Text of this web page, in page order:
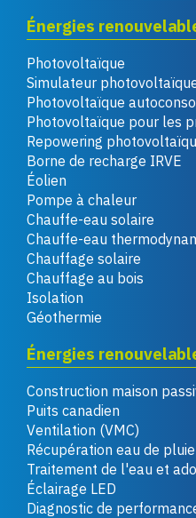
Énergies
Photovoltaïque
Simulateur
Photovoltaïque
Photovoltaïque pour les
Repowering
Borne de recharge IRVE
Éolien
Pompe à chaleur
Chauffe-eau solaire
Chauffe-eau
Chauffage solaire
Chauffage au bois
Isolation
Géothermie
Énergies
Construction maison
Puits canadien
Ventilation (VMC)
Récupération eau de pluie
Traitement de l'eau et
Éclairage LED
Diagnostic de